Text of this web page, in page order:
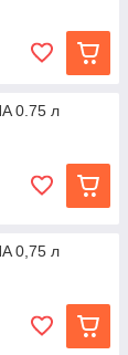
0.75 л
0,75 л